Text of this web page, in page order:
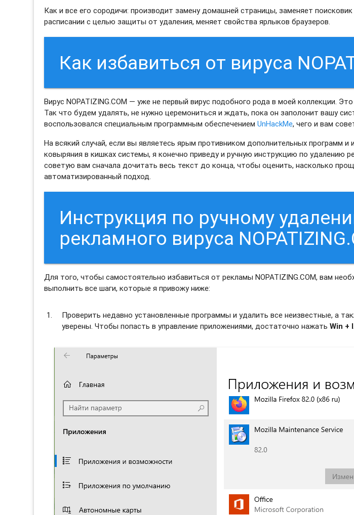
Как и все его сородичи: производит замену домашней страницы, заменяет
расписании с целью защиты от удаления, меняет свойства ярлыков браузеров.
Как избавиться от вируса
Вирус NOPATIZING.COM — уже не первый вирус подобного рода в моей коллекции.
Так что будем удалять, не нужно церемониться и ждать, пока он заполонит вашу
воспользовался специальным программным обеспечениемUnHackMe, чего и вам
На всякий случай, если вы являетесь ярым противником дополнительных программ и
ковыряния в кишках системы, я конечно приведу и ручную инструкцию по удалению
советую вам сначала дочитать весь текст до конца, чтобы оценить, насколько
автоматизированный подход.
Инструкция по ручному
рекламного вируса
Для того, чтобы самостоятельно избавиться от рекламы NOPATIZING.COM, вам
выполнить все шаги, которые я привожу ниже:
Проверить недавно установленные программы и удалить все неизвестные, а
уверены. Чтобы попасть в управление приложениями, достаточно нажатьWin + I